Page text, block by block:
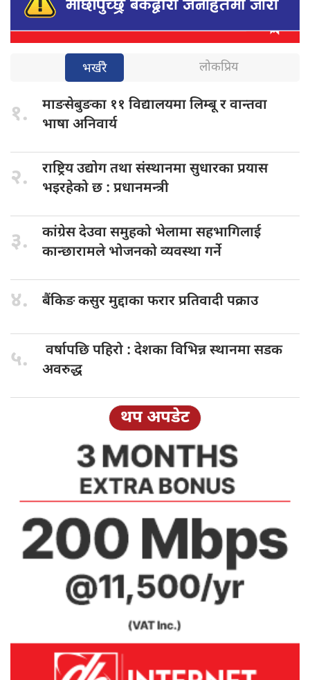
भर्खरै लोकप्रिय
१. माङसेबुङका ११ विद्यालयमा लिम्बू र वान्तवा
भाषा अनिवार्य
२. राष्ट्रिय उद्योगतथा संस्थानमा सुधारका प्रयास
भइरहेको छ : प्रधानमन्त्री
३. कांग्रेस देउवासमुहको भेलामा सहभागिलाई
कान्छारामले भोजनको व्यवस्था गर्ने
४. बैंकिङ कसुरमुद्दाका फरार प्रतिवादी पक्राउ
५. वर्षापछि पहिरो : देशका विभिन्न स्थानमा सडक
अवरुद्ध
थप अपडेट